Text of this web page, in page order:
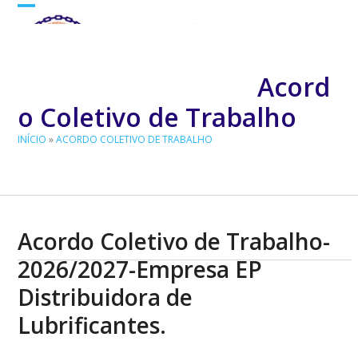
Skip
Open
Close
Acord
o Coletivo de Trabalho
INÍCIO »ACORDO COLETIVO DE TRABALHO
Acordo Coletivo de Trabalho-
2026/2027-Empresa EP
Distribuidora de
Lubrificantes.